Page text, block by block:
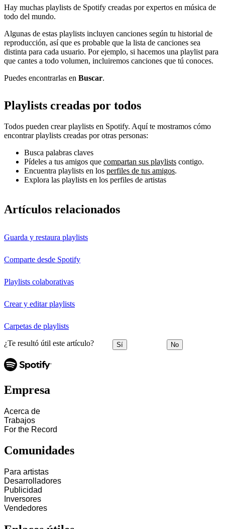
Hay muchas playlists de Spotify creadas por expertos en música de
todo del mundo.
Algunas de estas playlists incluyen canciones según tu historial de
reproducción, así que es probable que la lista de canciones sea
distinta para cada usuario. Por ejemplo, si hacemos una playlist para
que cantes a todo volumen, incluiremos canciones que tú conoces.
Puedes encontrarlas en Buscar.
Playlists creadas por todos
Todos pueden crear playlists en Spotify. Aquí te mostramos cómo
encontrar playlists creadas por otras personas:
Busca palabras claves
Pídeles a tus amigos que compartan sus playlists contigo.
Encuentra playlists en los perfiles de tus amigos.
Explora las playlists en los perfiles de artistas
Artículos relacionados
Guarda y restaura playlists
Comparte desde Spotify
Playlists colaborativas
Crear y editar playlists
Carpetas de playlists
¿Te resultó útil este artículo? Sí No
Empresa
Acerca de
Trabajos
For the Record
Comunidades
Para artistas
Desarrolladores
Publicidad
Inversores
Vendedores